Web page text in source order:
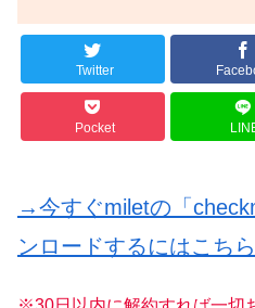
Twitter
Pocket
→今すぐmiletの「
ンロードするにはこち